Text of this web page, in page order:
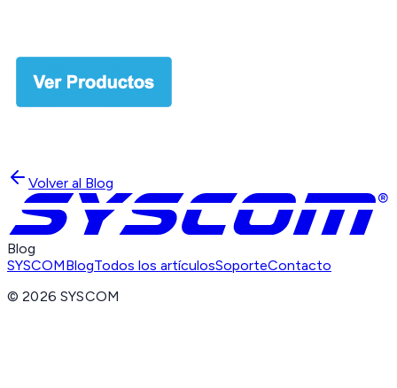
Volver al Blog
Blog
SYSCOMBlogTodos los artículosSoporteContacto
©2026 SYSCOM